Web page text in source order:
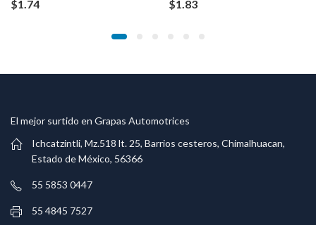
$1.74 $1.83
El mejor surtido en Grapas Automotrices
Ichcatzintli, Mz.518 lt. 25, Barrios cesteros, Chimalhuacan,
Estado de México, 56366
55 5853 0447
55 4845 7527